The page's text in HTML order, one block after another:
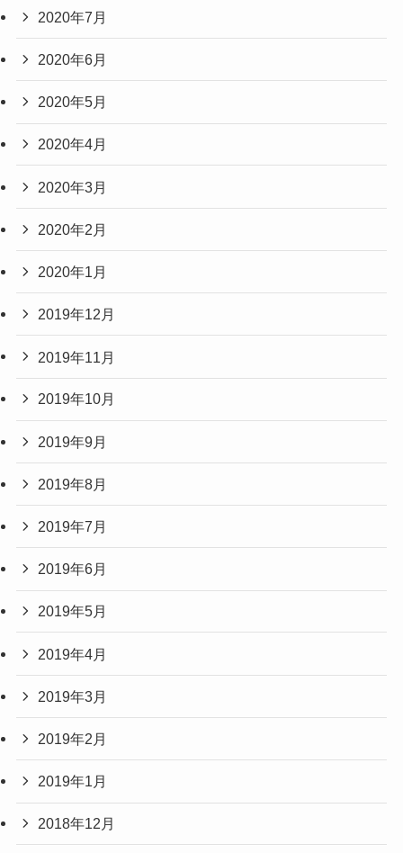
2020年7月
2020年6月
2020年5月
2020年4月
2020年3月
2020年2月
2020年1月
2019年12月
2019年11月
2019年10月
2019年9月
2019年8月
2019年7月
2019年6月
2019年5月
2019年4月
2019年3月
2019年2月
2019年1月
2018年12月